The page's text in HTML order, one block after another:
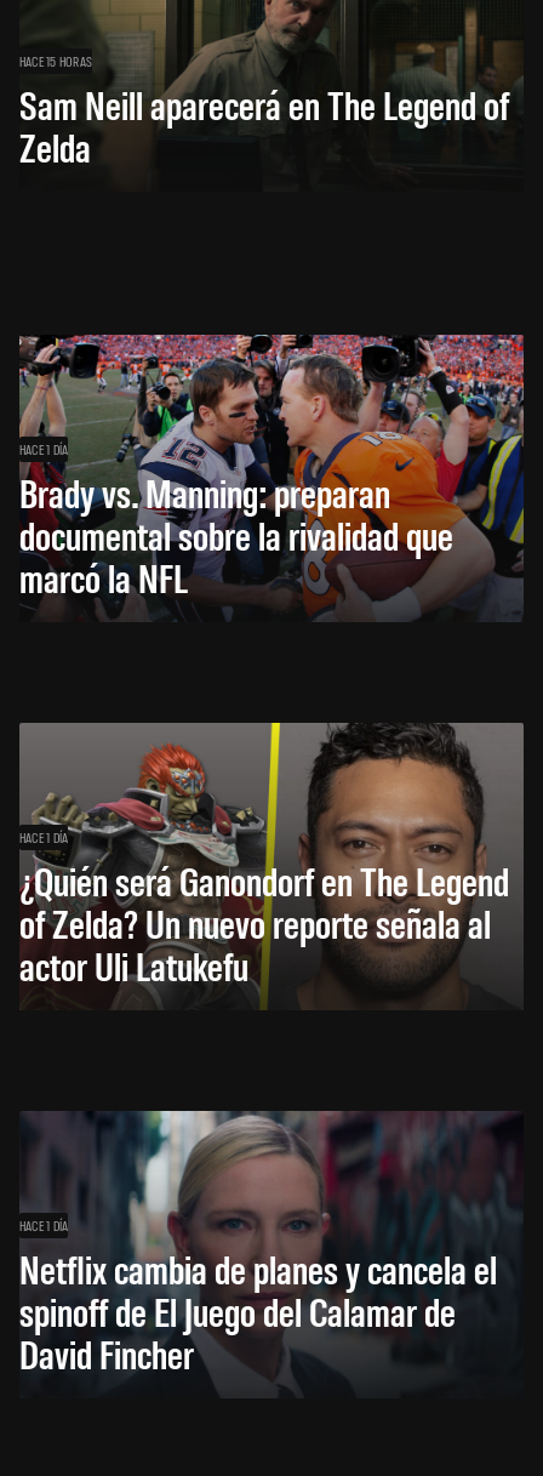
HACE 15 HORAS
Sam Neill aparecerá en The Legend of
Zelda
HACE 1 DÍA
Brady vs. Manning: preparan
documental sobre la rivalidad que
marcó la NFL
HACE 1 DÍA
¿Quién será Ganondorf en The Legend
of Zelda? Un nuevo reporte señala al
actor Uli Latukefu
HACE 1 DÍA
Netflix cambia de planes y cancela el
spinoff de El Juego del Calamar de
David Fincher